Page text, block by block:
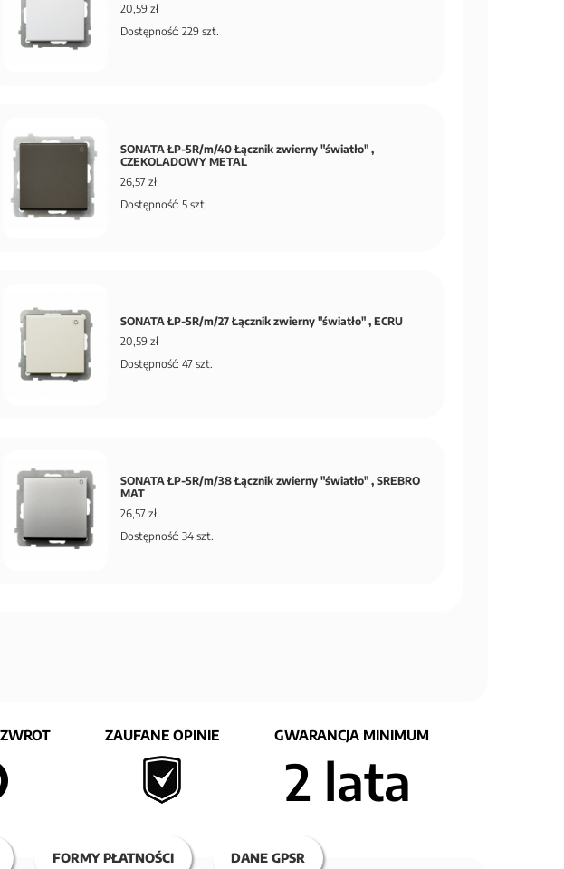
20,59 zł
Dostępność: 229 szt.
SONATA ŁP-5R/m/40 Łącznik zwierny "światło" ,
CZEKOLADOWY METAL
26,57 zł
Dostępność: 5 szt.
SONATA ŁP-5R/m/27 Łącznik zwierny "światło" , ECRU
20,59 zł
Dostępność: 47 szt.
SONATA ŁP-5R/m/38 Łącznik zwierny "światło" , SREBRO
MAT
26,57 zł
Dostępność: 34 szt.
ZAUFANE OPINIE GWARANCJA MINIMUM
2 lata
FORMY PŁATNOŚCI DANE GPSR